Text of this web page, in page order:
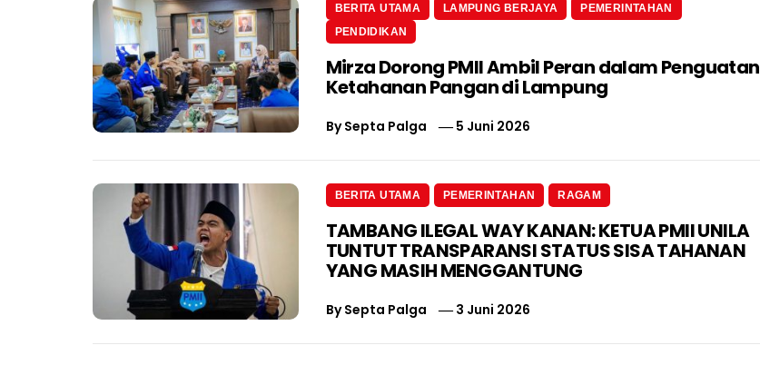
BERITA UTAMA LAMPUNG BERJAYA
PEMERINTAHAN
PENDIDIKAN
Mirza Dorong PMII Ambil Peran dalam Penguatan
Ketahanan Pangan di Lampung
BySepta Palga 5 Juni 2026
BERITA UTAMA PEMERINTAHAN RAGAM
TAMBANG ILEGAL WAY KANAN: KETUA PMII UNILA
TUNTUT TRANSPARANSI STATUS SISA TAHANAN
YANG MASIH MENGGANTUNG
BySepta Palga 3 Juni 2026